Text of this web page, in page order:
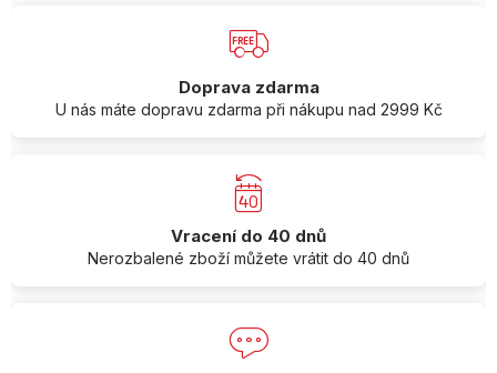
Doprava zdarma
U nás máte dopravu zdarma při nákupu nad 2999 Kč
Vracení do 40 dnů
Nerozbalené zboží můžete vrátit do 40 dnů